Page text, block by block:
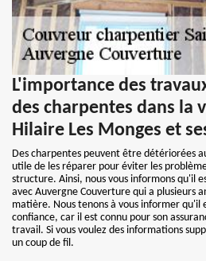
L'importance des
des charpentes dans la
Hilaire Les Monges et
Des charpentes peuvent être détériorées
utile de les réparer pour éviter les
structure. Ainsi, nous vous informons qu'il
avec Auvergne Couverture qui a plusieurs
matière. Nous tenons à vous informer qu'il
confiance, car il est connu pour son
travail. Si vous voulez des informations
un coup de fil.